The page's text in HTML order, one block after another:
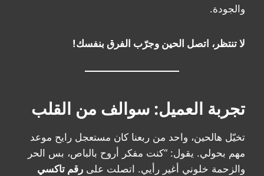
والجودة.
لا تنتظر، اتصل الحين وجرّب الفرق بنفسك!
تجربة العميل: سوالف من القلب
تخيّل هالحين، واحد من ربعنا كان مستعجل رايح موعد
مهم بحولي. يقول: “كنت مفكر أروح بالباص، بس الحر
والزحمة خلوني أغير رأيي. اتصلت على رقم تاكسي